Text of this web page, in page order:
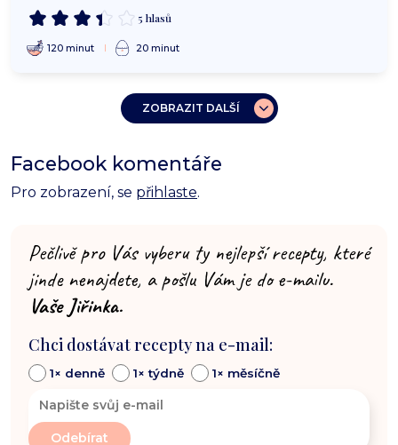
5 hlasů
120 minut 20 minut
ZOBRAZIT DALŠÍ
Facebook komentáře
Pro zobrazení, se přihlaste.
Pečlivě pro Vás vyberu ty nejlepší recepty, které
jinde nenajdete, a pošlu Vám je do e-mailu.
Vaše Jiřinka.
Chci dostávat recepty na e-mail:
1× denně 1× týdně 1× měsíčně